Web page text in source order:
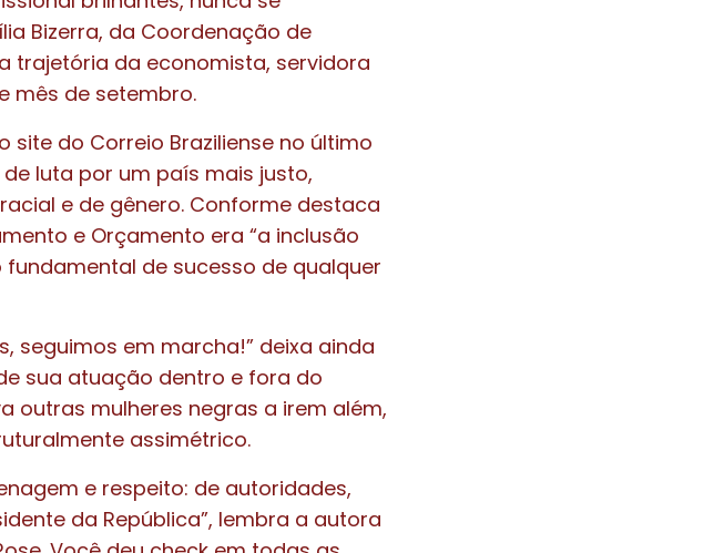
Bizerra, da Coordenação de
trajetória da economista, servidora
mês de setembro.
site do Correio Braziliense no último
luta por um país mais justo,
e de gênero. Conforme destaca
e Orçamento era “a inclusão
de sucesso de qualquer
seguimos em marcha!” deixa ainda
sua atuação dentro e fora do
outras mulheres negras a irem além,
assimétrico.
e respeito: de autoridades,
da República”, lembra a autora